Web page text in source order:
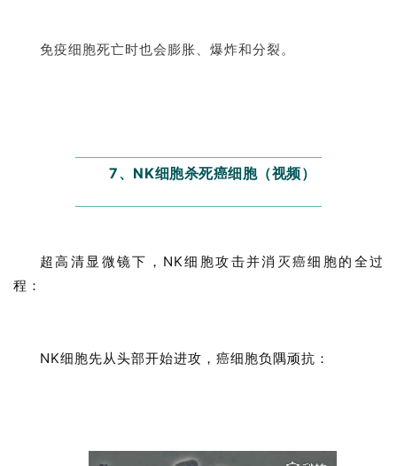
免疫细胞死亡时也会膨胀、爆炸和分裂。
7、NK细胞杀死癌细胞（视频）
超高清显微镜下，NK细胞攻击并消灭癌细胞的全过
程：
NK细胞先从头部开始进攻，癌细胞负隅顽抗：